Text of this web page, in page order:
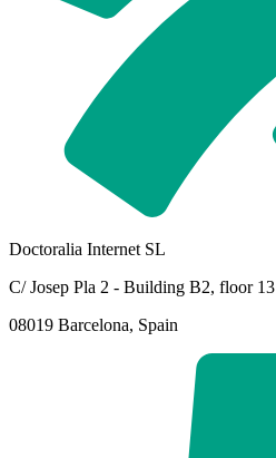
Doctoralia Internet SL
C/ Josep Pla 2 - Building B2, floor 13
08019 Barcelona, Spain